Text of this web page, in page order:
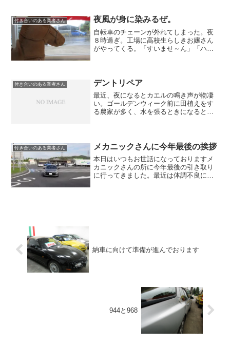
と嘆いておりました。関東地...
付き合いのある業者さん 夜風が身に染みるぜ。
自転車のチェーンが外れてしまった。夜
８時過ぎ。工場に高校生らしきお嬢さん
がやってくる。「すいませ～ん」「ハイ
ってね」カチャカチャ、カ...
付き合いのある業者さん デントリペア
最近、夜になるとカエルの鳴き声が物凄
い。ゴールデンウィーク前に田植えをす
る農家が多く、水を張るときになると必
ーや軽トラがバンバン走っ...
付き合いのある業者さん メカニックさんに今年最後の挨拶
本日はいつもお世話になっておりますメ
カニックさんの所に今年最後の引き取り
に行ってきました。最近は体調不良によ
納車に向けて準備が進んでおります
944と968